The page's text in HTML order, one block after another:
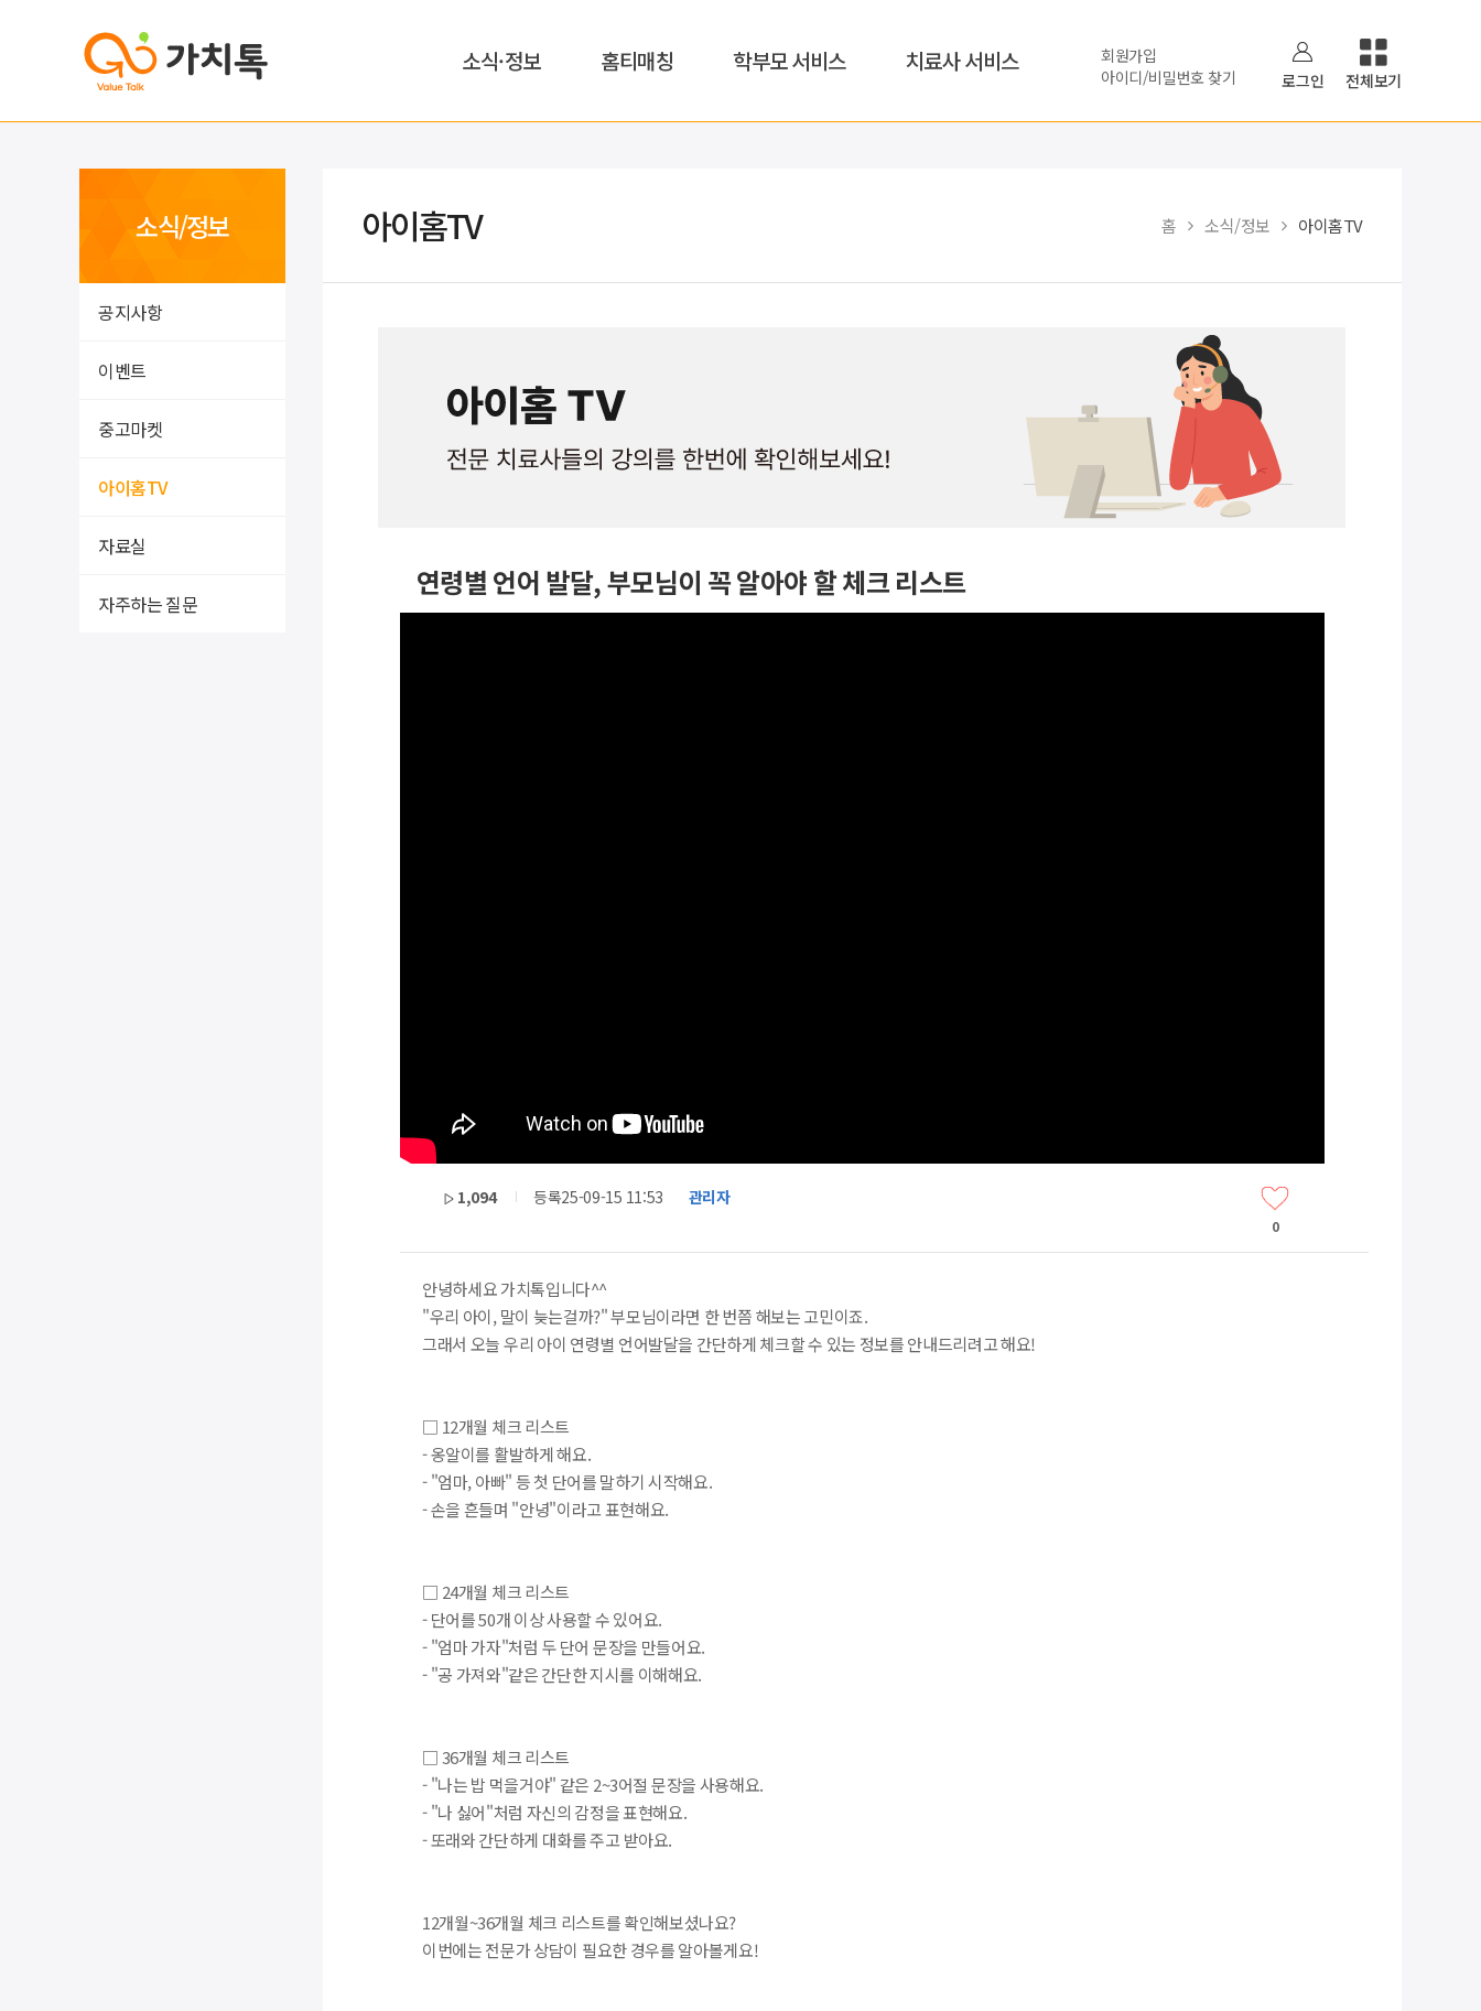
소식·정보 홈티매칭 학부모 서비스 치료사 서비스
회원가입
아이디/비밀번호 찾기
로그인 전체보기
소식/정보
공지사항
이벤트
중고마켓
아이홈TV
자료실
자주하는 질문
아이홈TV 홈 소식/정보 아이홈TV
연령별 언어 발달, 부모님이 꼭 알아야 할 체크 리스트
1,094 등록25-09-15 11:53 관리자
0
안녕하세요 가치톡입니다^^
"우리 아이, 말이 늦는걸까?" 부모님이라면 한 번쯤 해보는 고민이죠.
그래서 오늘 우리 아이 연령별 언어발달을 간단하게 체크할 수 있는 정보를 안내드리려고 해요!
□ 12개월 체크 리스트
- 옹알이를 활발하게 해요.
- "엄마, 아빠" 등 첫 단어를 말하기 시작해요.
- 손을 흔들며 "안녕"이라고 표현해요.
□ 24개월 체크 리스트
- 단어를 50개 이상 사용할 수 있어요.
- "엄마 가자"처럼 두 단어 문장을 만들어요.
- "공 가져와"같은 간단한 지시를 이해해요.
□ 36개월 체크 리스트
- "나는 밥 먹을거야" 같은 2~3어절 문장을 사용해요.
- "나 싫어"처럼 자신의 감정을 표현해요.
- 또래와 간단하게 대화를 주고 받아요.
12개월~36개월 체크 리스트를 확인해보셨나요?
이번에는 전문가 상담이 필요한 경우를 알아볼게요!